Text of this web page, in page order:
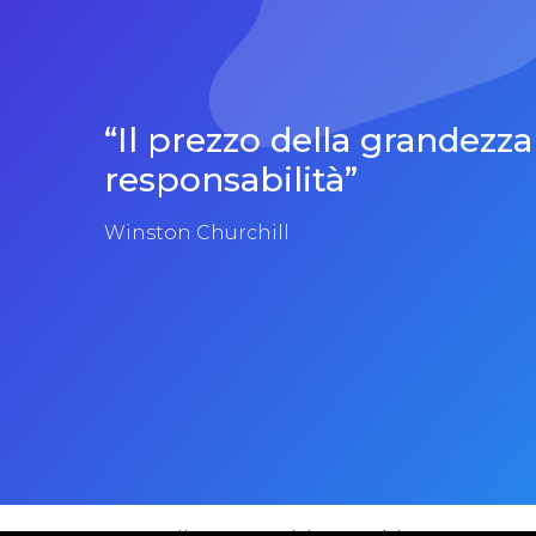
“Il prezzo della
responsabilità”
Winston Churchill